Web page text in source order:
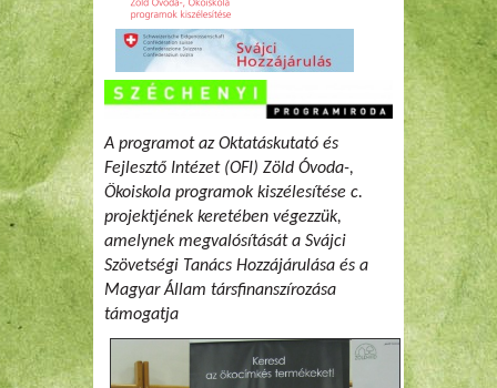
A programot az Oktatáskutató és
Fejlesztő Intézet (OFI) Zöld Óvoda-,
Ökoiskola programok kiszélesítése c.
projektjének keretében végezzük,
amelynek megvalósítását a Svájci
Szövetségi Tanács Hozzájárulása és a
Magyar Állam társfinanszírozása
támogatja